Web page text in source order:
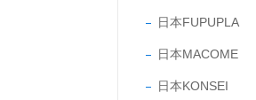
日本FUPUPLA
日本MACOME
日本KONSEI